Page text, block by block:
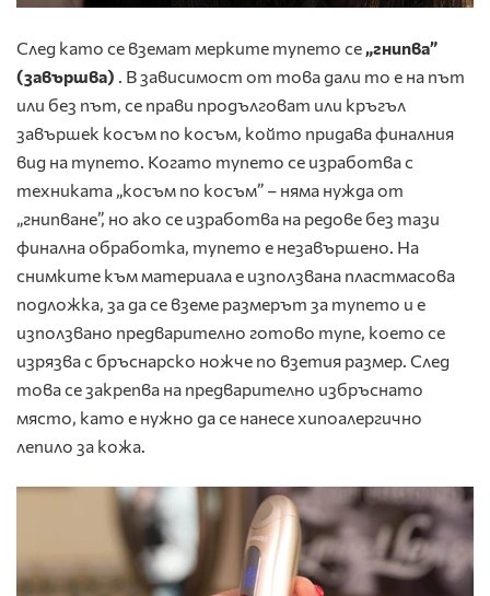
След като се вземат мерките тупето се „гнипва”
(завършва) . В зависимост от това дали то е на път
или без път, се прави продълговат или кръгъл
завършек косъм по косъм, който придава финалния
вид на тупето. Когато тупето се изработва с
техниката „косъм по косъм” – няма нужда от
„гнипване”, но ако се изработва на редове без тази
финална обработка, тупето е незавършено. На
снимките към материала е използвана пластмасова
подложка, за да се вземе размерът за тупето и е
използвано предварително готово тупе, което се
изрязва с бръснарско ножче по взетия размер. След
това се закрепва на предварително избръснато
място, като е нужно да се нанесе хипоалергично
лепило за кожа.